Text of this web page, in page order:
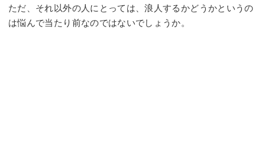
ただ、それ以外の人にとっては、浪人するかどうかというの
は悩んで当たり前なのではないでしょうか。